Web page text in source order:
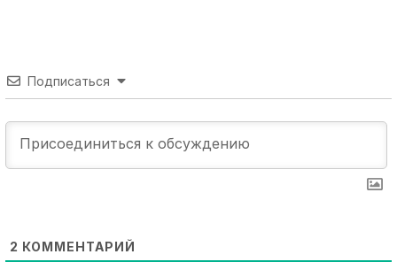
Подписаться
2 КОММЕНТАРИЙ